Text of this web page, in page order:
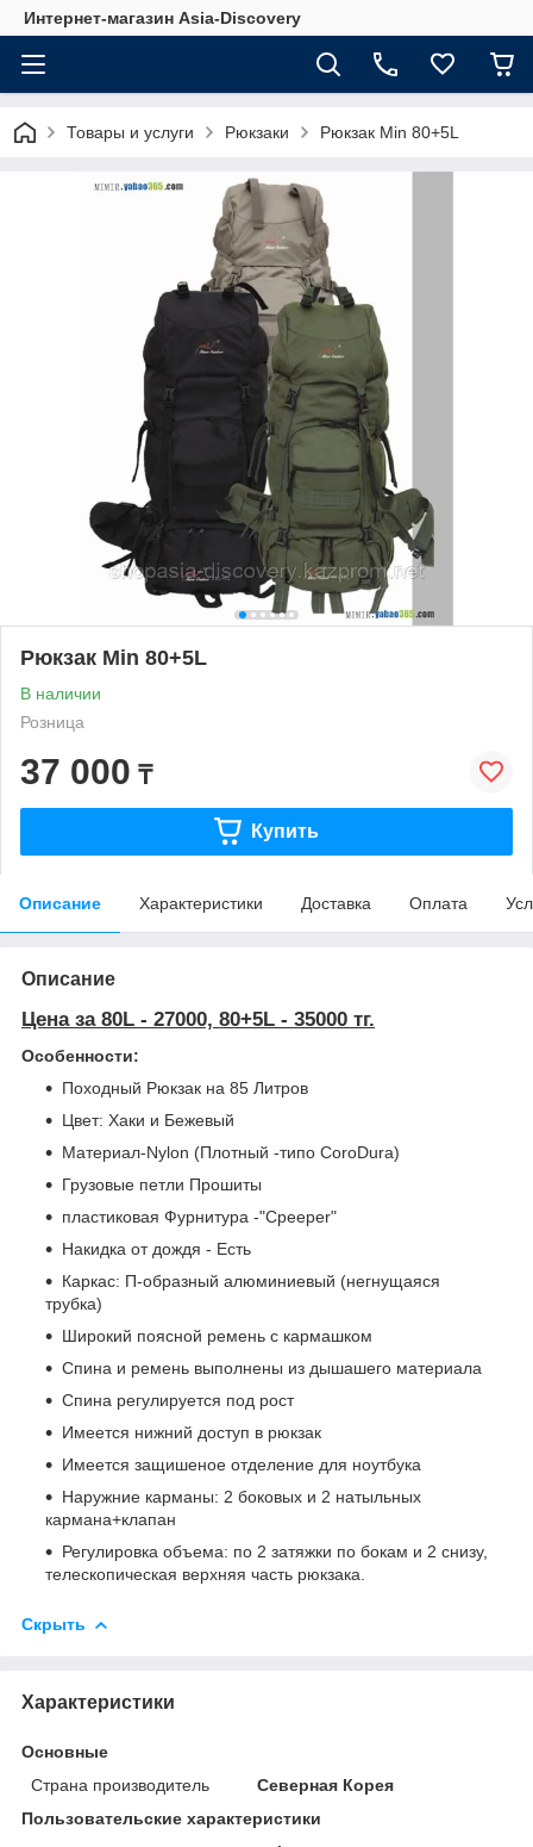
Интернет-магазин Asia-Discovery
Товары и услуги Рюкзаки Рюкзак Min 80+5L
Рюкзак Min 80+5L
В наличии
Розница
37 000 ₸
Купить
Описание Характеристики Доставка Оплата
Описание
Цена за 80L - 27000, 80+5L - 35000 тг.
Особенности:
Походный Рюкзак на 85 Литров
Цвет: Хаки и Бежевый
Материал-Nylon (Плотный -типо CoroDura)
Грузовые петли Прошиты
пластиковая Фурнитура -"Cpeeper"
Накидка от дождя - Есть
Каркас: П-образный алюминиевый (негнущаяся
трубка)
Широкий поясной ремень с кармашком
Спина и ремень выполнены из дышашего материала
Спина регулируется под рост
Имеется нижний доступ в рюкзак
Имеется защишеное отделение для ноутбука
Наружние карманы: 2 боковых и 2 натыльных
кармана+клапан
Регулировка объема: по 2 затяжки по бокам и 2 снизу,
телескопическая верхняя часть рюкзака.
Скрыть
Характеристики
Основные
Страна производитель
Северная Корея
Пользовательские характеристики